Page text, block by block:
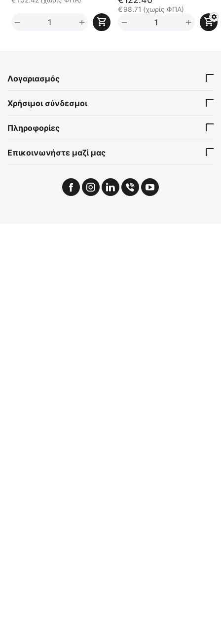
+
−
€98.71 (χωρίς ΦΠΑ)
+
−
Λογαριασμός
Χρήσιμοι σύνδεσμοι
Πληροφορίες
Επικοινωνήστε μαζί μας